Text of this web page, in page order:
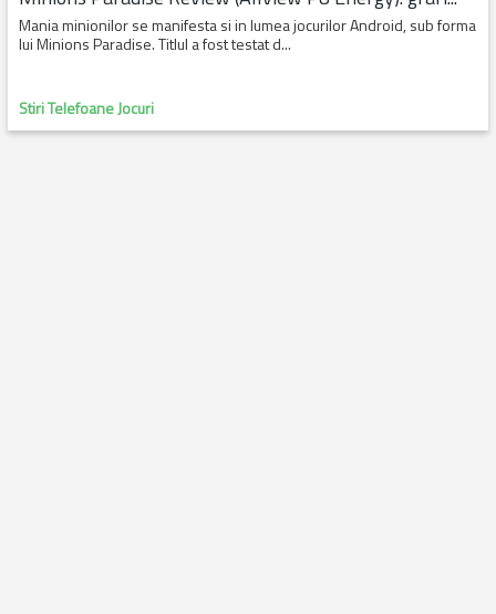
Mania minionilor se manifesta si in lumea jocurilor Android, sub forma
lui Minions Paradise. Titlul a fost testat d...
Stiri Telefoane Jocuri